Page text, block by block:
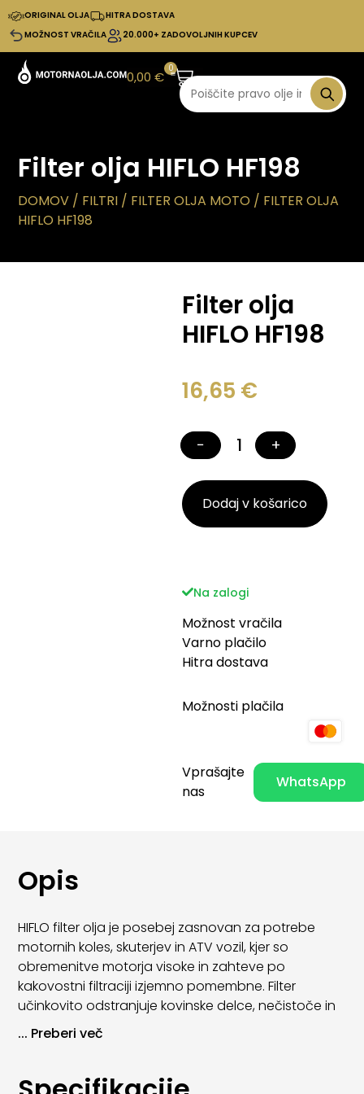
ORIGINAL OLJA
HITRA DOSTAVA
MOŽNOST VRAČILA
20.000+ ZADOVOLJNIH KUPCEV
0,00€
0
Filter olja HIFLO HF198
DOMOV / FILTRI / FILTER OLJA MOTO / FILTER OLJA
HIFLO HF198
Filter olja
HIFLO HF198
16,65 €
− +
Dodaj v košarico
Na zalogi
Možnost vračila
Varno plačilo
Hitra dostava
Možnosti plačila
Vprašajte
nas
WhatsApp
Opis
HIFLO filter olja je posebej zasnovan za potrebe
motornih koles, skuterjev in ATV vozil, kjer so
obremenitve motorja visoke in zahteve po
kakovostni filtraciji izjemno pomembne. Filter
učinkovito odstranjuje kovinske delce, nečistoče in
usedline iz motornega olja ter s tem zagotavlja
HIFLO oljni filtri so izdelani po OE standardih in
... Preberi več